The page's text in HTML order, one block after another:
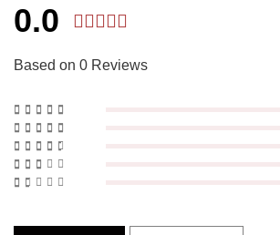
0.0
Based on 0 Reviews